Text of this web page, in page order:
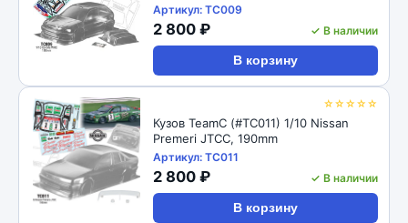
Артикул: TC009
2 800 ₽ ✓ В наличии
В корзину
☆☆☆☆☆
Кузов TeamC (#TC011) 1/10 Nissan
Premeri JTCC, 190mm
Артикул: TC011
2 800 ₽ ✓ В наличии
В корзину